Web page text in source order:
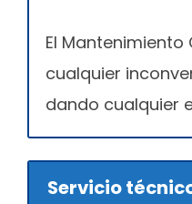
El
cualquier
dando cualquier
Servicio